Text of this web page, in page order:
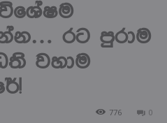
රට පුරාම
වහාම
0
776